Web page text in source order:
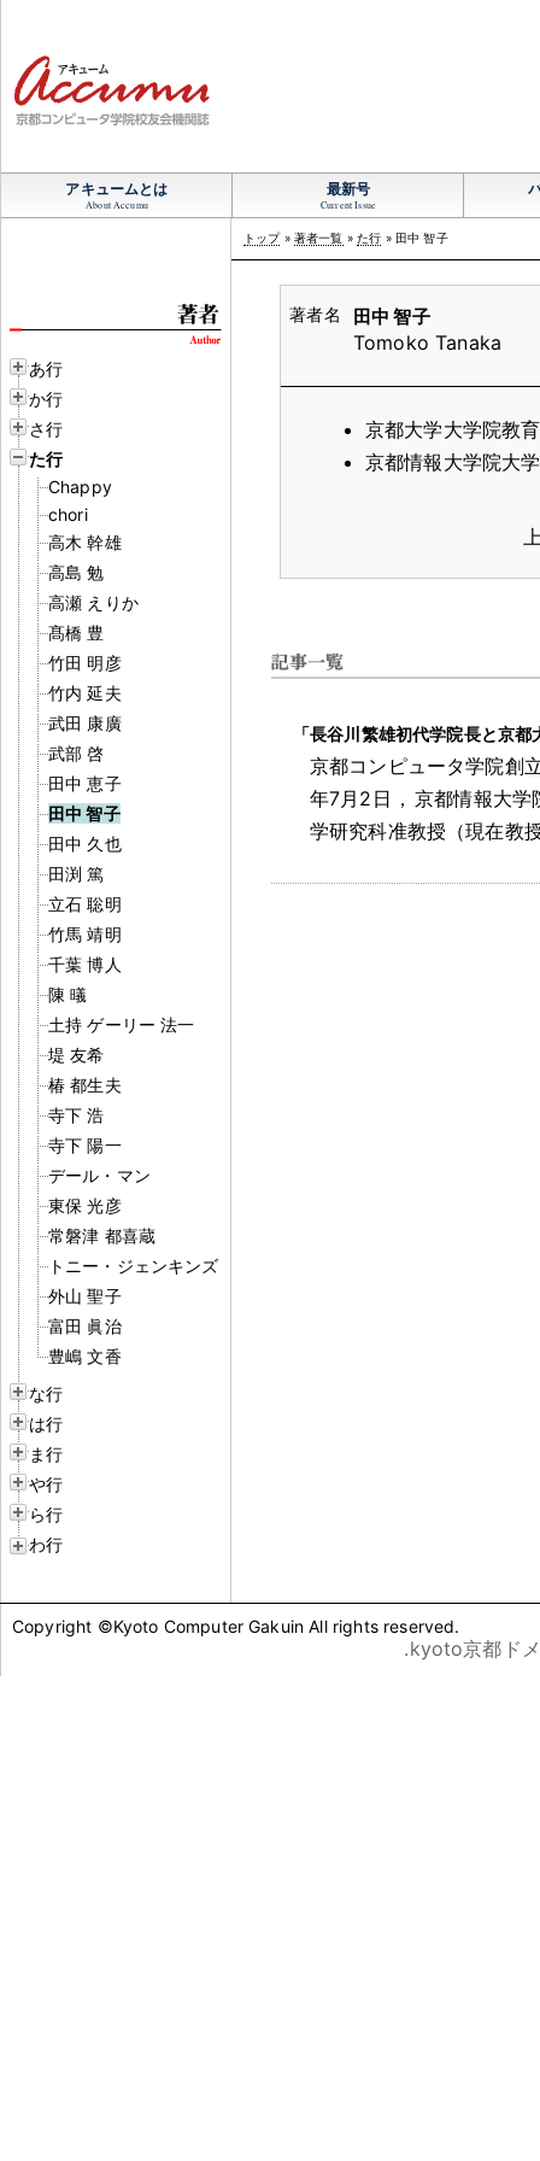
アキュームとは
About Accumu
最新号
Current Issue
あ行
か行
さ行
た行
Chappy
chori
高木 幹雄
高島 勉
高瀬 えりか
髙橋 豊
竹田 明彦
竹内 延夫
武田 康廣
武部 啓
田中 恵子
田中 智子
田中 久也
田渕 篤
立石 聡明
竹馬 靖明
千葉 博人
陳 㬢
土持 ゲーリー 法一
堤 友希
椿 都生夫
寺下 浩
寺下 陽一
デール・マン
東保 光彦
常磐津 都喜蔵
トニー・ジェンキンズ
外山 聖子
富田 眞治
豊嶋 文香
な行
は行
ま行
や行
ら行
わ行
トップ» 著者一覧 »た行 » 田中 智子
田中 智子
Tomoko Tanaka
京都大学大学院教
京都情報大学院大
「長谷川繁雄初代学院長と京
京都コンピュータ学院創
年7月2日 ， 京都情報大学
学研究科准教授（現在教
Copyright ©Kyoto Computer Gakuin All rights reserved.
.kyoto京都ド